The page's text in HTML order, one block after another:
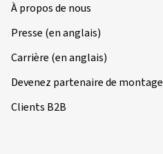
À propos de nous
Presse (en anglais)
Carrière (en anglais)
Devenez partenaire de montage
Clients B2B